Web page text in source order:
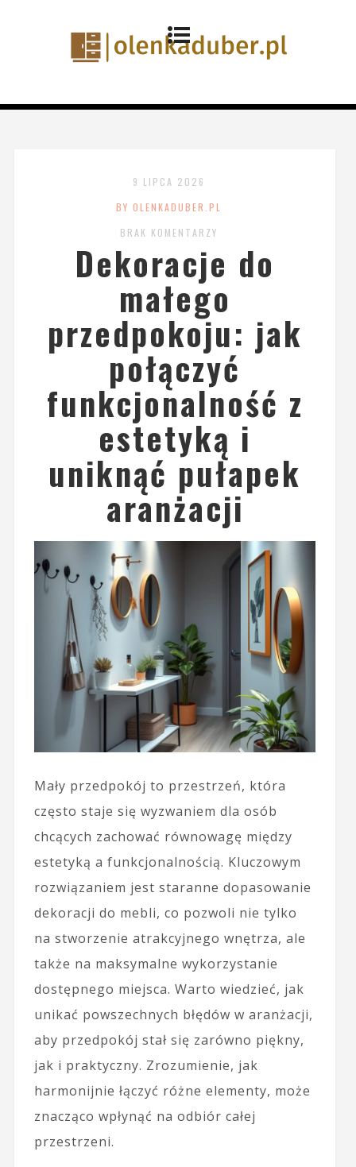
9 LIPCA 2026
BY OLENKADUBER.PL
BRAK KOMENTARZY
Dekoracje do
małego
przedpokoju: jak
połączyć
funkcjonalność z
estetyką i
uniknąć pułapek
aranżacji
Mały przedpokój to przestrzeń, która
często staje się wyzwaniem dla osób
chcących zachować równowagę między
estetyką a funkcjonalnością. Kluczowym
rozwiązaniem jest staranne dopasowanie
dekoracji do mebli, co pozwoli nie tylko
na stworzenie atrakcyjnego wnętrza, ale
także na maksymalne wykorzystanie
dostępnego miejsca. Warto wiedzieć, jak
unikać powszechnych błędów w aranżacji,
aby przedpokój stał się zarówno piękny,
jak i praktyczny. Zrozumienie, jak
harmonijnie łączyć różne elementy, może
znacząco wpłynąć na odbiór całej
przestrzeni.